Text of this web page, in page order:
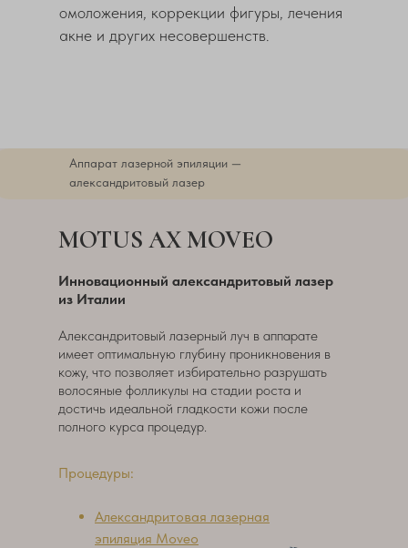
омоложения, коррекции фигуры, лечения
акне и других несовершенств.
MOTUS AX MOVEO
Инновационный александритовый лазер
из Италии
Александритовый лазерный луч в аппарате
имеет оптимальную глубину проникновения в
кожу, что позволяет избирательно разрушать
волосяные фолликулы на стадии роста и
достичь идеальной гладкости кожи после
полного курса процедур.
Александритовая лазерная
эпиляция Moveo
Процедуры:
Аппарат лазерной эпиляции —
александритовый лазер